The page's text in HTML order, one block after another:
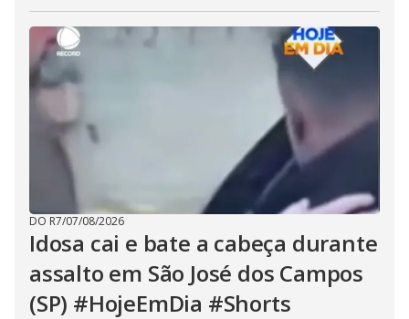
DO R7/07/08/2026
Idosa cai e bate a cabeça durante
assalto em São José dos Campos
(SP) #HojeEmDia #Shorts